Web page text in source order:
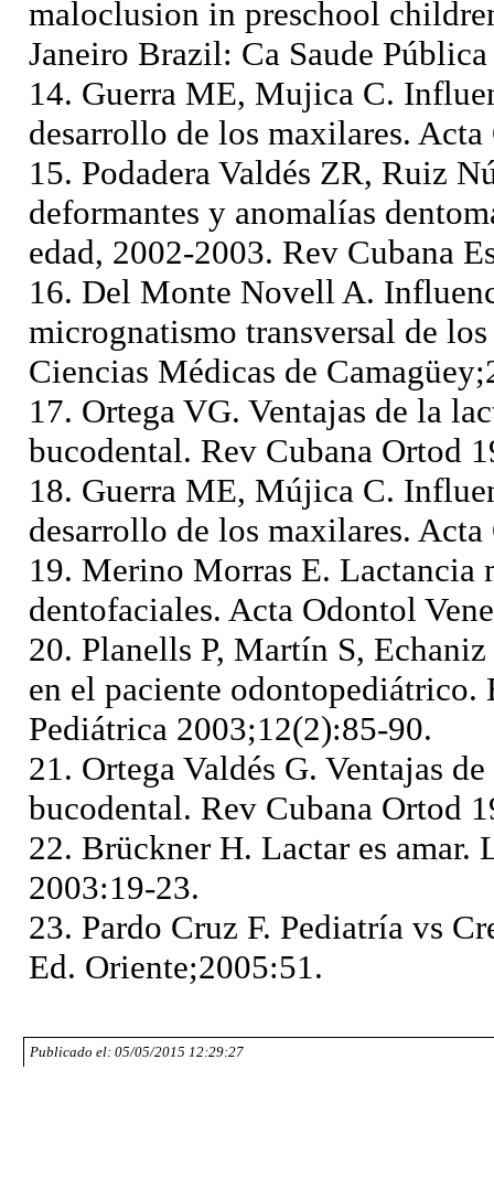
maloclusion in preschool
Janeiro Brazil: Ca Saude
14. Guerra ME, Mujica C.
desarrollo de los maxilares.
15. Podadera Valdés ZR, Ruiz
deformantes y anomalías
edad, 2002-2003. Rev Cubana
16. Del Monte Novell A.
micrognatismo transversal de
Ciencias Médicas de
17. Ortega VG. Ventajas de la
bucodental. Rev Cubana Ortod
18. Guerra ME, Mújica C.
desarrollo de los maxilares.
19. Merino Morras E. Lactancia
dentofaciales. Acta Odontol
20. Planells P, Martín S,
en el paciente
Pediátrica 2003;12(2):85-90.
21. Ortega Valdés G. Ventajas
bucodental. Rev Cubana Ortod
22. Brückner H. Lactar es
2003:19-23.
23. Pardo Cruz F. Pediatría vs
Ed. Oriente;2005:51.
Publicado el: 05/05/2015 12:29:27